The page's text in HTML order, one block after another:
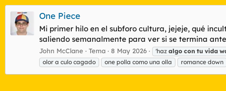
One Piece
Mi primer hilo en el subforo cultura, jejeje, qué
saliendo semanalmente para ver si se termina
John McClane Tema 8 May 2026 'haz algo con tu vida
olor a culo cagado
one polla como una olla romance down